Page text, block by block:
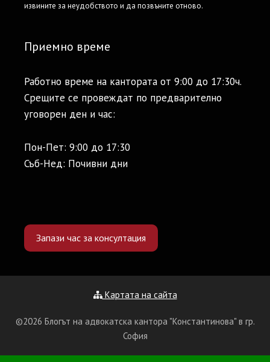
извините за неудобството и да позвъните отново.
Приемно време
Работно време на кантората от 9:00 до 17:30ч.
Срещите се провеждат по предварително
уговорен ден и час:
Пон-Пет: 9:00 до 17:30
Съб-Нед: Почивни дни
Запази час за консултация
Картата на сайта
©2026 Блогът на адвокатска кантора "Константинова" в гр.
София